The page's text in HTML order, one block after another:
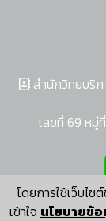
โดยการใช้เว็บไ
เข้าใจ นโยบายข้
สำนักวิทยบริก
เลขที่ 69 หมู่